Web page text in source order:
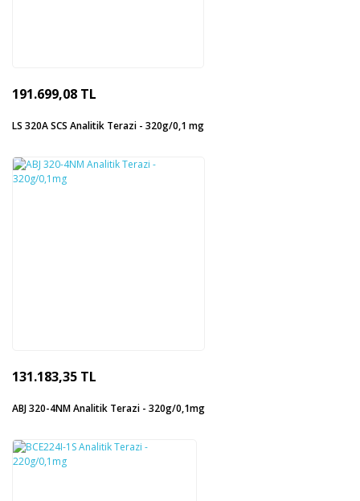
191.699,08 TL
LS 320A SCS Analitik Terazi - 320g/0,1 mg
131.183,35 TL
ABJ 320-4NM Analitik Terazi - 320g/0,1mg